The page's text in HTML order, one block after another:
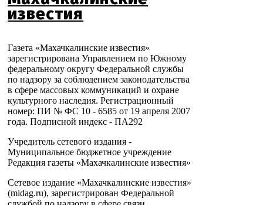
известия
Газета «Махачкалинские известия»
зарегистрирована Управлением по Южному
федеральному округу Федеральной службы
по надзору за соблюдением законодательства
в сфере массовых коммуникаций и охране
культурного наследия. Регистрационный
номер: ПИ № ФС 10 - 6585 от 19 апреля 2007
года. Подписной индекс - ПА292
Учредитель сетевого издания -
Муниципальное бюджетное учреждение
Редакция газеты «Махачкалинские известия»
Сетевое издание «Махачкалинские известия»
(midag.ru), зарегистрирован Федеральной